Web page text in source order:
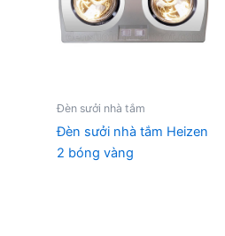
Đèn sưởi nhà tắm
Đèn sưởi nhà tắm Heizen
2 bóng vàng